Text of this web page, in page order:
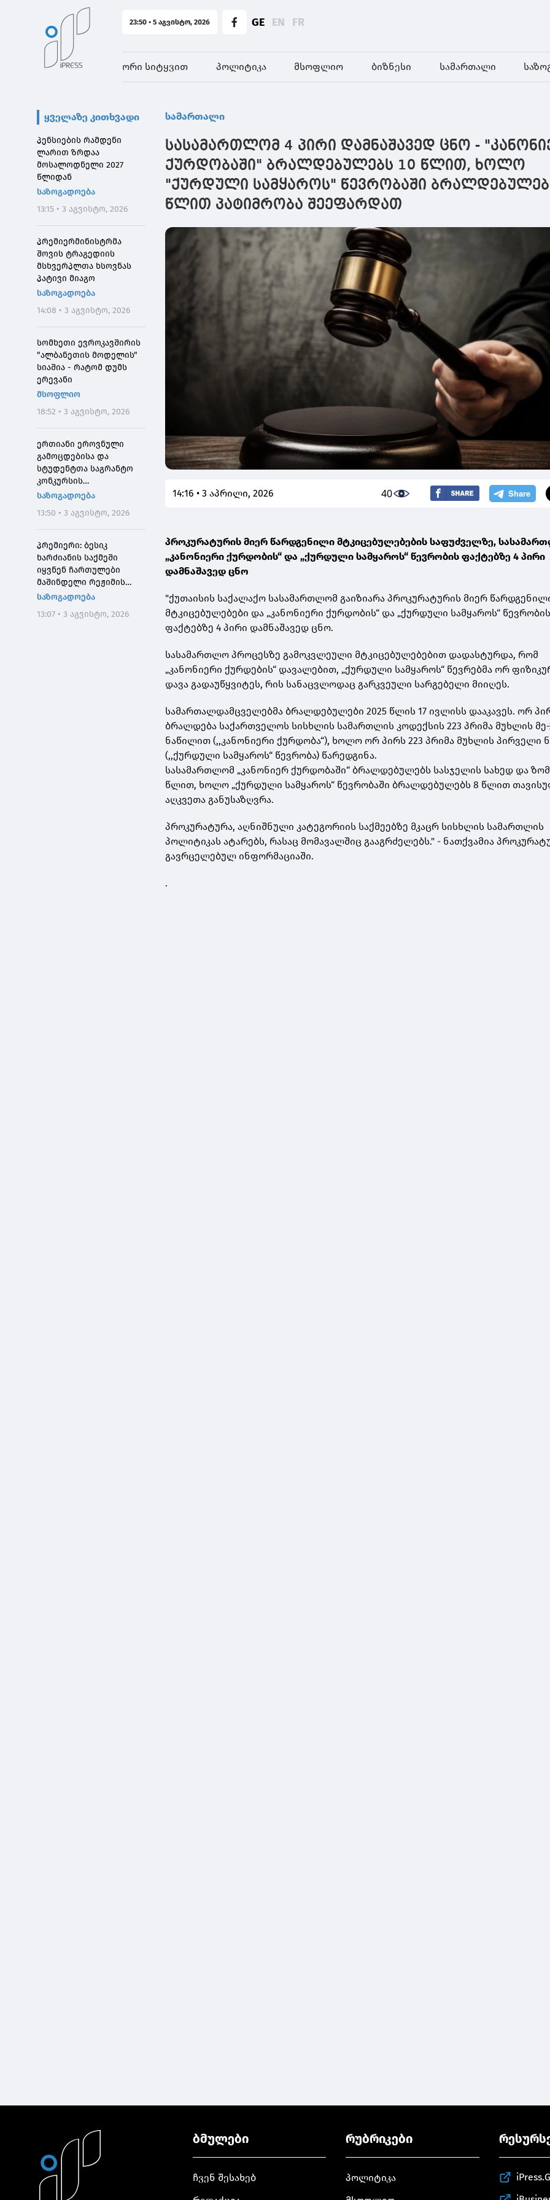
23:50 • 5 აგვისტო, 2026 GE EN FR
ორი სიტყვით პოლიტიკა მსოფლიო ბიზნესი სამართალი
ყველაზე კითხვადი
პენსიების რამდენი
ლარით ზრდაა
მოსალოდნელი 2027
წლიდან
საზოგადოება
13:15 • 3 აგვისტო, 2026
პრემიერმინისტრმა
შოვის ტრაგედიის
მსხვერპლთა ხსოვნას
პატივი მიაგო
საზოგადოება
14:08 • 3 აგვისტო, 2026
სომხეთი ევროკავშირის
"ალბანეთის მოდელის"
სიაშია - რატომ დუმს
ერევანი
მსოფლიო
18:52 • 3 აგვისტო, 2026
ერთიანი ეროვნული
გამოცდებისა და
სტუდენტთა საგრანტო
კონკურსის
მონაწილეებისთვის
განაცხადების მიღება 4
აგვისტოს 10:00
საათიდან დაიწყება
საზოგადოება
13:50 • 3 აგვისტო, 2026
პრემიერი: ბესიკ
ხარძიანის საქმეში
იყვნენ ჩართულები
მაშინდელი რეჟიმის
მაღალჩინოსნები, ეს
შეგვახსენებს იმას, თუ
საზოგადოება
13:07 • 3 აგვისტო, 2026
სამართალი
სასამართლომ 4 პირი დამნაშავედ ცნო -
ქურდობაში" ბრალდებულებს 10 წლით, ხოლო
"ქურდული სამყაროს" წევრობაში
წლით პატიმრობა შეეფარდათ
14:16 • 3 აპრილი, 2026 40
პროკურატურის მიერ წარდგენილი მტკიცებულებების საფუძველზე,
„კანონიერი ქურდობის“ და „ქურდული სამყაროს“ წევრობის ფაქტებზე 4 პირი
დამნაშავედ ცნო
"ქუთაისის საქალაქო სასამართლომ გაიზიარა პროკურატურის მიერ
მტკიცებულებები და „კანონიერი ქურდობის“ და „ქურდული სამყაროს“ წევრობის
ფაქტებზე 4 პირი დამნაშავედ ცნო.
სასამართლო პროცესზე გამოკვლეული მტკიცებულებებით დადასტურდა, რომ
„კანონიერი ქურდების“ დავალებით, „ქურდული სამყაროს“ წევრებმა ორ
დავა გადაუწყვიტეს, რის სანაცვლოდაც გარკვეული სარგებელი მიიღეს.
სამართალდამცველებმა ბრალდებულები 2025 წლის 17 ივლისს დააკავეს. ორ
ბრალდება საქართველოს სისხლის სამართლის კოდექსის 223 პრიმა მუხლის მე-
ნაწილით (,,კანონიერი ქურდობა“), ხოლო ორ პირს 223 პრიმა მუხლის პირველი
(,,ქურდული სამყაროს“ წევრობა) წარედგინა.
სასამართლომ „კანონიერ ქურდობაში“ ბრალდებულებს სასჯელის სახედ და
წლით, ხოლო „ქურდული სამყაროს“ წევრობაში ბრალდებულებს 8 წლით
აღკვეთა განუსაზღვრა.
პროკურატურა, აღნიშნული კატეგორიის საქმეებზე მკაცრ სისხლის სამართლის
პოლიტიკას ატარებს, რასაც მომავალშიც გააგრძელებს." - ნათქვამია
გავრცელებულ ინფორმაციაში.
.
ბმულები
ჩვენ შესახებ
რუბრიკები
პოლიტიკა